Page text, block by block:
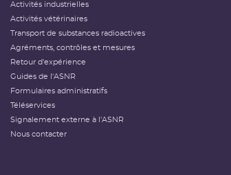
Activités industrielles
Activités vétérinaires
Transport de substances radioactives
Agréments, contrôles et mesures
Retour d'expérience
Guides de l'ASNR
Formulaires administratifs
Téléservices
Signalement externe à l'ASNR
Nous contacter